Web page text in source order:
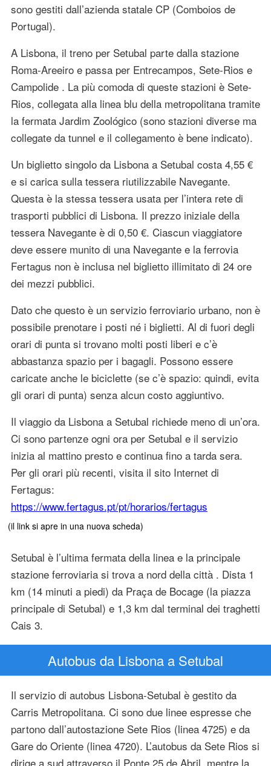
sono gestiti dall’azienda statale CP (Comboios de
Portugal).
A Lisbona, il treno per Setubal parte dalla stazione
Roma-Areeiro e passa per Entrecampos, Sete-Rios e
Campolide . La più comoda di queste stazioni è Sete-
Rios, collegata alla linea blu della metropolitana tramite
la fermata Jardim Zoológico (sono stazioni diverse ma
collegate da tunnel e il collegamento è bene indicato).
Un biglietto singolo da Lisbona a Setubal costa 4,55 €
e si carica sulla tessera riutilizzabile Navegante.
Questa è la stessa tessera usata per l’intera rete di
trasporti pubblici di Lisbona. Il prezzo iniziale della
tessera Navegante è di 0,50 €. Ciascun viaggiatore
deve essere munito di una Navegante e la ferrovia
Fertagus non è inclusa nel biglietto illimitato di 24 ore
dei mezzi pubblici.
Dato che questo è un servizio ferroviario urbano, non è
possibile prenotare i posti né i biglietti. Al di fuori degli
orari di punta si trovano molti posti liberi e c’è
abbastanza spazio per i bagagli. Possono essere
caricate anche le biciclette (se c’è spazio: quindi, evita
gli orari di punta) senza alcun costo aggiuntivo.
Il viaggio da Lisbona a Setubal richiede meno di un’ora.
Ci sono partenze ogni ora per Setubal e il servizio
inizia al mattino presto e continua fino a tarda sera.
Per gli orari più recenti, visita il sito Internet di
Fertagus:
https://www.fertagus.pt/pt/horarios/fertagus
(il link si apre in una nuova scheda)
Setubal è l’ultima fermata della linea e la principale
stazione ferroviaria si trova a nord della città . Dista 1
km (14 minuti a piedi) da Praça de Bocage (la piazza
principale di Setubal) e 1,3 km dal terminal dei traghetti
Cais 3.
Autobus da Lisbona a Setubal
Il servizio di autobus Lisbona-Setubal è gestito da
Carris Metropolitana. Ci sono due linee espresse che
partono dall’autostazione Sete Rios (linea 4725) e da
Gare do Oriente (linea 4720). L’autobus da Sete Rios si
dirige a sud attraverso il Ponte 25 de Abril, mentre la